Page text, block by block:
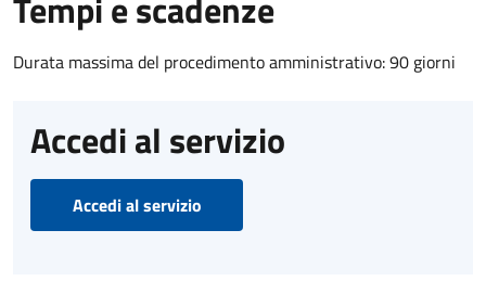
Durata massima del procedimento amministrativo: 90 giorni
Accedi al servizio
Accedi al servizio